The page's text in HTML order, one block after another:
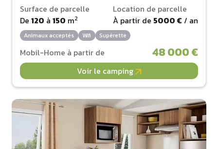
Surface de parcelle
De 120 à 150 m2
Location de parcelle
À partir de 5000 € / an
Animaux acceptés Wifi Supérette
Mobil-Home à partir de 48 000 €
Voir le camping